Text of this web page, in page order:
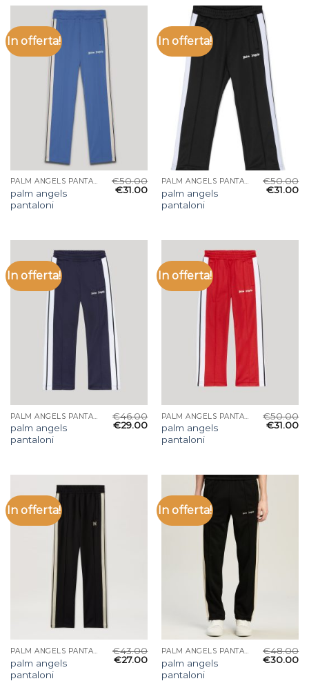
In offerta!
PALM ANGELS PANTALONI
palm angels
pantaloni
€50.00
€31.00
In offerta!
PALM ANGELS PANTALONI
palm angels
pantaloni
€50.00
€31.00
In offerta!
PALM ANGELS PANTALONI
palm angels
pantaloni
€46.00
€29.00
In offerta!
PALM ANGELS PANTALONI
palm angels
pantaloni
€50.00
€31.00
In offerta!
PALM ANGELS PANTALONI
palm angels
pantaloni
€43.00
€27.00
In offerta!
PALM ANGELS PANTALONI
palm angels
pantaloni
€48.00
€30.00